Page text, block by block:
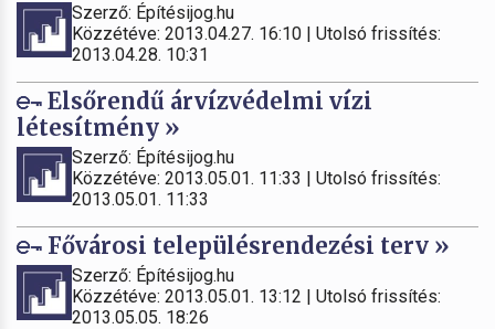
Szerző: Építésijog.hu
Közzétéve: 2013.04.27. 16:10 | Utolsó frissítés:
2013.04.28. 10:31
Elsőrendű árvízvédelmi vízi
létesítmény »
Szerző: Építésijog.hu
Közzétéve: 2013.05.01. 11:33 | Utolsó frissítés:
2013.05.01. 11:33
Fővárosi településrendezési terv »
Szerző: Építésijog.hu
Közzétéve: 2013.05.01. 13:12 | Utolsó frissítés:
2013.05.05. 18:26